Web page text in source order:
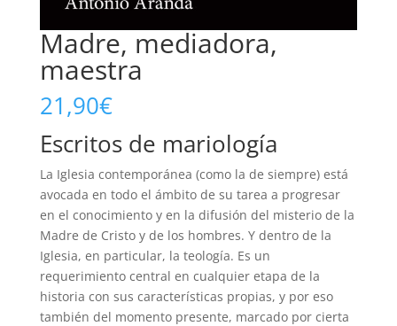
Madre, mediadora,
maestra
21,90€
Escritos de mariología
La Iglesia contemporánea (como la de siempre) está
avocada en todo el ámbito de su tarea a progresar
en el conocimiento y en la difusión del misterio de la
Madre de Cristo y de los hombres. Y dentro de la
Iglesia, en particular, la teología. Es un
requerimiento central en cualquier etapa de la
historia con sus características propias, y por eso
también del momento presente, marcado por cierta